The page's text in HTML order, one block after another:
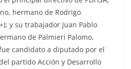
hermano de Rodrigo
y su trabajador Juan Pablo
de Palmieri Palomo,
candidato a diputado por el
partido Acción y Desarrollo